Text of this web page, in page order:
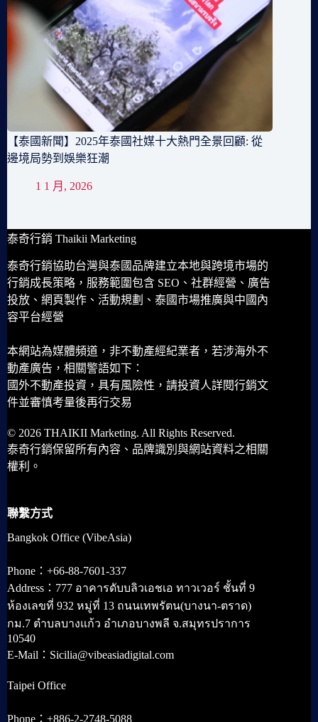
【泰國新聞】2025年泰國社媒十大熱門全景回顧: 從
邊境局勢到娛樂狂潮
1 1 月, 2026
泰奇行銷 Thaikii Marketing
泰奇行銷協助台灣與泰國品牌建立本地與跨境市場的
行銷成長策略，服務範圍包含 SEO、社群經營、廣告
投放、網頁製作、活動規劃、泰國市場推廣與中國內
容平台經營
本網站為媒體頻道，非不動產經紀業者，若涉海外不
動產廣告，相關警語如下：
國外不動產投資，具有風險性，請投資人詳閱行銷文
件並審慎考量後再行交易
© 2026 THAIKII Marketing. All Rights Reserved.
泰奇行銷保留所有內容、品牌識別與網站資料之相關
權利。
聯繫方式
Bangkok Office (VibeAsia)
Phone：+66-88-7601-337
Address：777 อาคารดับบลิวเอชเอ ทาวเวอร์ ชั้นที่ 9
ห้องเลขที่ 932 หมู่ที่ 13 ถนนเทพรัตน(บางนา-ตราด)
กม.7 ตำบลบางแก้ว อำเภอบางพลี จ.สมุทรปราการ
10540
E-Mail：Sicilia@vibeasiadigital.com
Taipei Office
Phone：+886-2-2748-5088